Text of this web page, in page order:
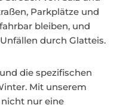
Parkplätze und
bleiben, und
durch Glatteis.
die spezifischen
Mit unserem
nur eine